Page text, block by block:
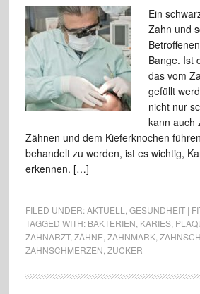
Ein
Zahn und
Bange. Ist
das vom
gefüllt
nicht nur
kann auch
Zähnen und dem Kieferknochen
behandelt zu werden, ist es wichtig,
erkennen. […]
FILED UNDER:AKTUELL
GESUNDHEIT |
TAGGED WITH: BAKTERIEN KARIES,
ZAHNARZT, ZÄHNE ZAHNMARK,
ZAHNSCHMERZEN ZUCKER